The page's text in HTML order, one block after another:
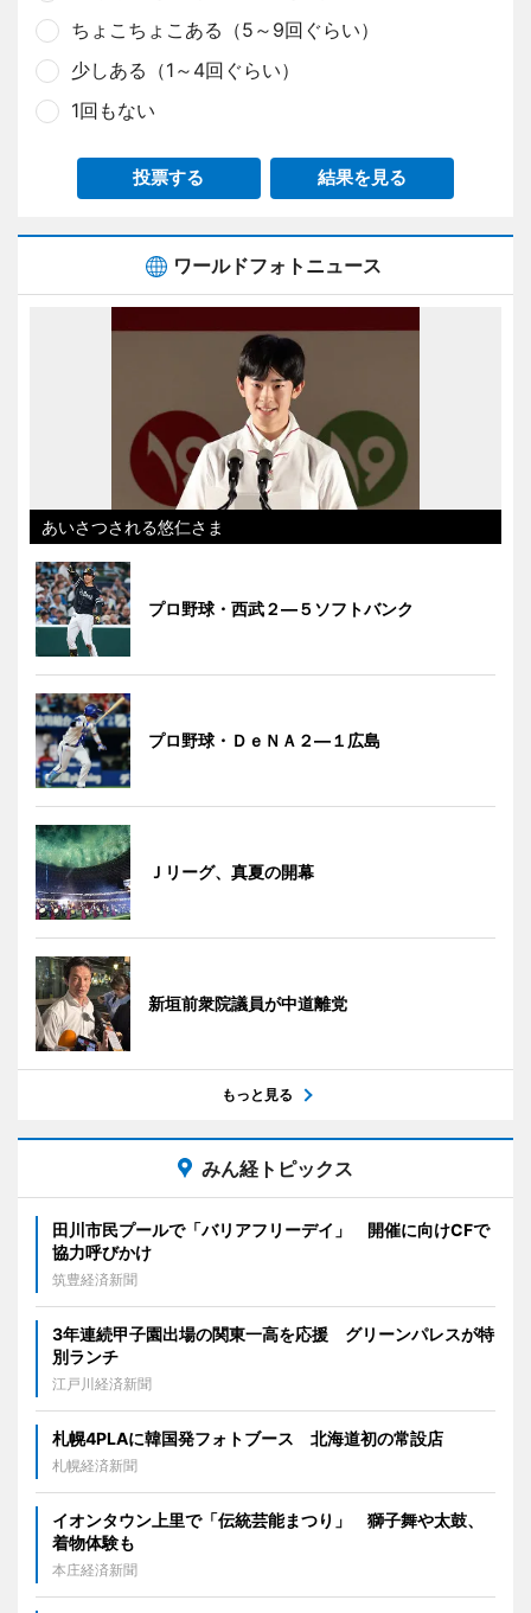
ちょこちょこある（5～9回ぐらい）
少しある（1～4回ぐらい）
1回もない
投票する 結果を見る
ワールドフォトニュース
あいさつされる悠仁さま
プロ野球・西武２―５ソフトバンク
プロ野球・ＤｅＮＡ２―１広島
Ｊリーグ、真夏の開幕
新垣前衆院議員が中道離党
もっと見る
みん経トピックス
田川市民プールで「バリアフリーデイ」 開催に向けCFで
協力呼びかけ
筑豊経済新聞
3年連続甲子園出場の関東一高を応援 グリーンパレスが特
別ランチ
江戸川経済新聞
札幌4PLAに韓国発フォトブース 北海道初の常設店
札幌経済新聞
イオンタウン上里で「伝統芸能まつり」 獅子舞や太鼓、
着物体験も
本庄経済新聞